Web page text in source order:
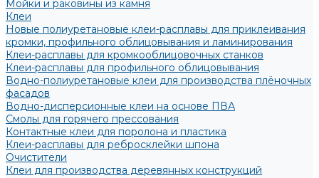
Мойки и раковины из камня
Клеи
Новые полиуретановые клеи-расплавы для приклеивания
кромки, профильного облицовывания и ламинирования
Клеи-расплавы для кромкооблицовочных станков
Клеи-расплавы для профильного облицовывания
Водно-полиуретановые клеи для производства плёночных
фасадов
Водно-дисперсионные клеи на основе ПВА
Смолы для горячего прессования
Контактные клеи для поролона и пластика
Клеи-расплавы для ребросклейки шпона
Очистители
Клеи для производства деревянных конструкций